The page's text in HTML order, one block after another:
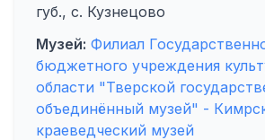
губ., с. Кузнецово
Музей: Филиал
бюджетного учреждения
области "Тверской
объединённый музей" -
краеведческий музей